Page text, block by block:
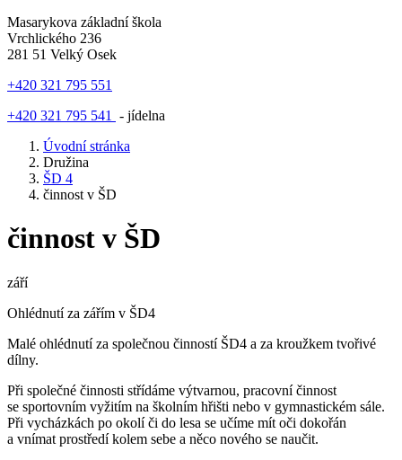
Masarykova základní škola
Vrchlického 236
281 51 Velký Osek
+420 321 795 551
+420 321 795 541
- jídelna
Úvodní stránka
Družina
ŠD 4
činnost v ŠD
činnost v ŠD
září
Ohlédnutí za zářím v ŠD4
Malé ohlédnutí za společnou činností ŠD4 a za kroužkem tvořivé
dílny.
Při společné činnosti střídáme výtvarnou, pracovní činnost
se sportovním vyžitím na školním hřišti nebo v gymnastickém sále.
Při vycházkách po okolí či do lesa se učíme mít oči dokořán
a vnímat prostředí kolem sebe a něco nového se naučit.